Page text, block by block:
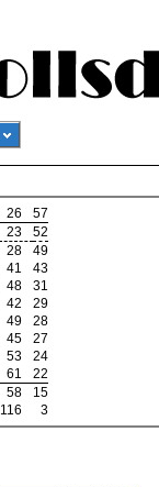
26
57
23
52
28
49
41
43
48
31
42
29
49
28
45
27
53
24
61
22
58
15
116 3